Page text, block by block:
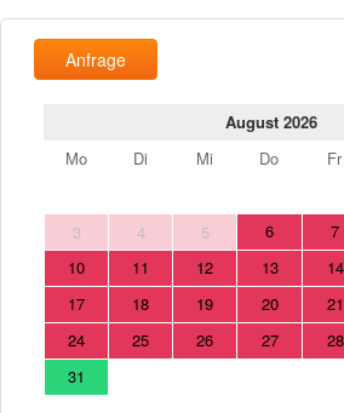
Anfrage
August 2026
Mo
Di Mi Do Fr
3
4 5 6 7
10
11 12 13 14
17
18 19 20 21
24
25 26 27 28
31